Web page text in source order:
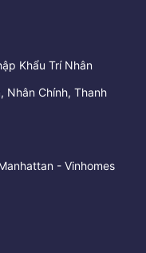
Khẩu Trí Nhân
Nhân Chính, Thanh
- Vinhomes